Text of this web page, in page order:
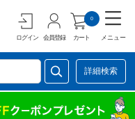
ログイン 会員登録 カート
0
メニュー
詳細検索